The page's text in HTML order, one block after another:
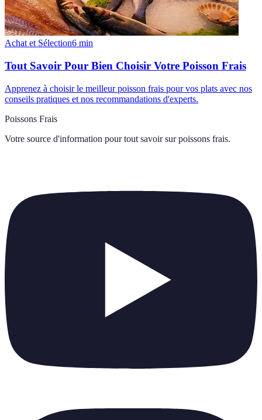
Achat et Sélection6 min
Tout Savoir Pour Bien Choisir Votre Poisson Frais
Apprenez à choisir le meilleur poisson frais pour vos plats avec nos
conseils pratiques et nos recommandations d'experts.
Poissons Frais
Votre source d'information pour tout savoir sur poissons frais.